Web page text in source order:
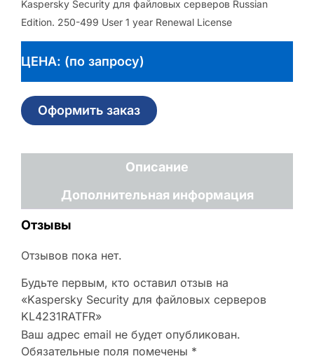
Kaspersky Security для файловых серверов Russian
Edition. 250-499 User 1 year Renewal License
ЦЕНА: (по запросу)
Оформить заказ
Описание
Дополнительная информация
Отзывы
Отзывов пока нет.
Будьте первым, кто оставил отзыв на
«Kaspersky Security для файловых серверов
KL4231RATFR»
Ваш адрес email не будет опубликован.
Обязательные поля помечены *